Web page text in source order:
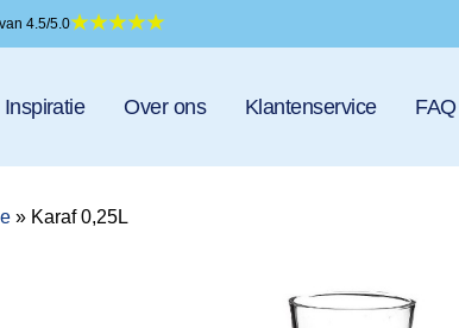
4.5/5.0
Inspiratie Over ons Klantenservice FAQ
» Karaf 0,25L